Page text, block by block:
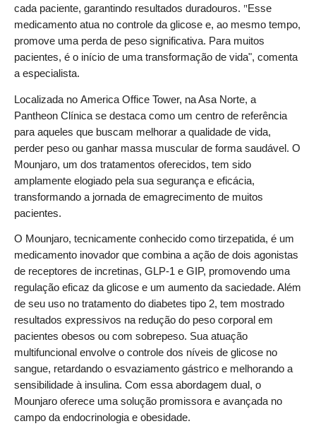
cada paciente, garantindo resultados duradouros. "Esse
medicamento atua no controle da glicose e, ao mesmo tempo,
promove uma perda de peso significativa. Para muitos
pacientes, é o início de uma transformação de vida", comenta
a especialista.
Localizada no America Office Tower, na Asa Norte, a
Pantheon Cl ínica se destaca como um centro de referência
para aqueles que buscam melhorar a qualidade de vida,
perder peso ou ganhar massa muscular de forma saudável. O
Mounjaro, um dos tratamentos oferecidos, tem sido
amplamente elogiado pela sua segurança e eficácia,
transformando a jornada de emagrecimento de muitos
pacientes.
O Mounjaro, tecnicamente conhecido como tirzepatida, é um
medicamento inovador que combina a ação de dois agonistas
de receptores de incretinas, GLP-1 e GIP, promovendo uma
regulação eficaz da glicose e um aumento da saciedade. Além
de seu uso no tratamento do diabetes tipo 2, tem mostrado
resultados expressivos na redução do peso corporal em
pacientes obesos ou com sobrepeso. Sua atuação
multifuncional envolve o controle dos níveis de glicose no
sangue, retardando o esvaziamento gástrico e melhorando a
sensibilidade à insulina. Com essa abordagem dual, o
Mounjaro oferece uma solução promissora e avançada no
campo da endocrinologia e obesidade.